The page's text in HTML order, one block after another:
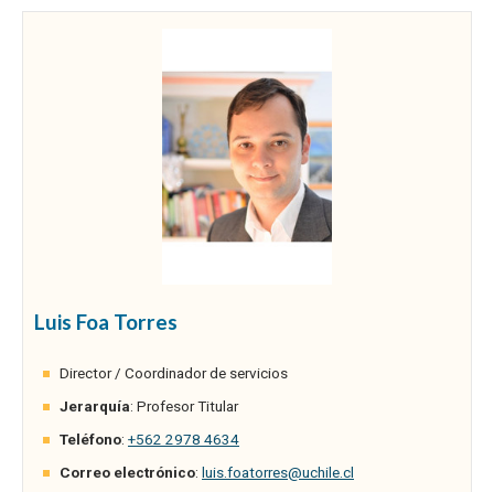
Luis Foa Torres
Director / Coordinador de servicios
Jerarquía: Profesor Titular
Teléfono: +562 2978 4634
Correo electrónico: luis.foatorres@uchile.cl